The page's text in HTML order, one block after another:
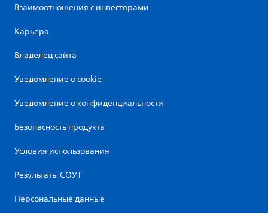
Взаимоотношения с инвесторами
Карьера
Владелец сайта
Уведомление о cookie
Уведомление о конфиденциальности
Безопасность продукта
Условия использования
Результаты СОУТ
Персональные данные